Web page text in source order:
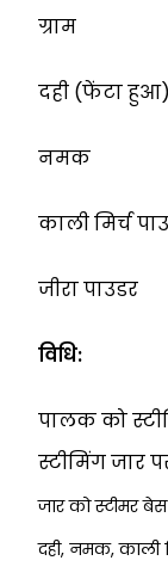
ग्राम
दही
नमक
काली
जीरा
विधि:
पालक को
स्टीमिंग जार
जार को स्टीमर
दही, नमक, काली